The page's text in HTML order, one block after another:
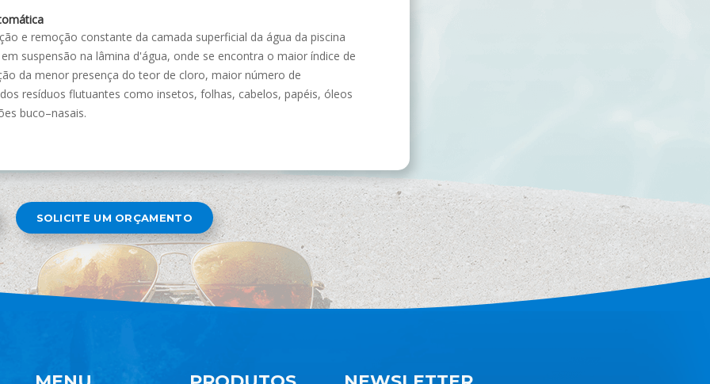
e remoção constante da camada superficial da água da piscina
suspensão na lâmina d'água, onde se encontra o maior índice de
da menor presença do teor de cloro, maior número de
resíduos flutuantes como insetos, folhas, cabelos, papéis, óleos
buco–nasais.
SOLICITE UM ORÇAMENTO